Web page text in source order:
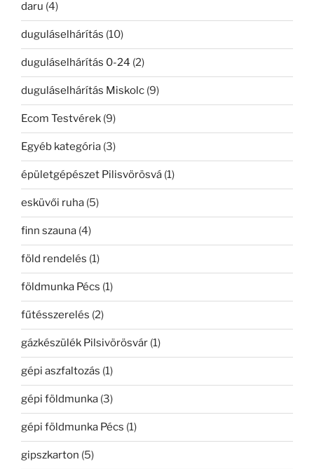
daru (4)
duguláselhárítás (10)
duguláselhárítás 0-24 (2)
duguláselhárítás Miskolc (9)
Ecom Testvérek (9)
Egyéb kategória (3)
épületgépészet Pilisvörösvá (1)
esküvői ruha (5)
finn szauna (4)
föld rendelés (1)
földmunka Pécs (1)
fűtésszerelés (2)
gázkészülék Pilsivörösvár (1)
gépi aszfaltozás (1)
gépi földmunka (3)
gépi földmunka Pécs (1)
gipszkarton (5)